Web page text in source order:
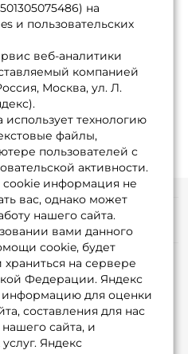
уловистость
на
и пользовательских
веб-аналитики
компанией
Москва, ул. Л.
технологию
файлы,
пользователей с
активности.
информация не
вас, однако может
нашего сайта.
вами данного
cookie, будет
храниться на сервере
Федерации. Яндекс
информацию для оценки
составления для нас
сайта, и
Яндекс
bonus